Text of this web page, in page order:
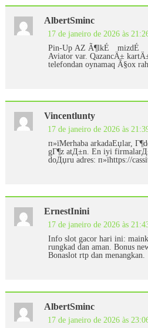
AlbertSminc
17 de janeiro de 2026 às
Pin-Up AZ
Aviator var. QazancÄ±
telefondan oynamaq Ã§ox
Vincentlunty
17 de janeiro de 2026 às
п»їMerhaba arkadaЕџlar,
gГ¶z atД±n. En iyi
doДџru adres: п»їhttps://
ErnestInini
17 de janeiro de 2026 às
Info slot gacor hari ini:
rungkad dan aman. Bonus
Bonaslot rtp dan menangkan.
AlbertSminc
17 de janeiro de 2026 às